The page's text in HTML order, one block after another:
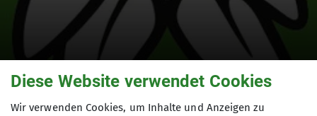
Diese Website verwendet Cookies
Wir verwenden Cookies, um Inhalte und Anzeigen zu